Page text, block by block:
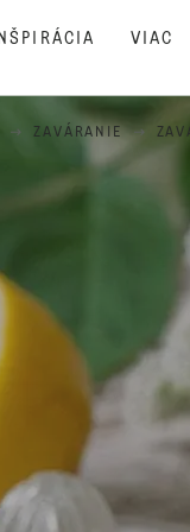
VIAC
ZAVÁRANIE